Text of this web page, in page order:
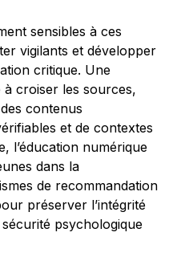
sensibles à ces
vigilants et développer
critique. Une
croiser les sources,
contenus
et de contextes
l’éducation numérique
dans la
de recommandation
préserver l’intégrité
psychologique